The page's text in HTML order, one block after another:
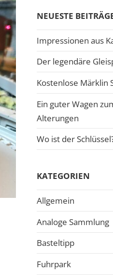
NEUESTE
Impressionen aus
Der legendäre
Kostenlose Märklin
Ein guter Wagen
Alterungen
Wo ist der
KATEGORIEN
Allgemein
Analoge Sammlung
Basteltipp
Fuhrpark